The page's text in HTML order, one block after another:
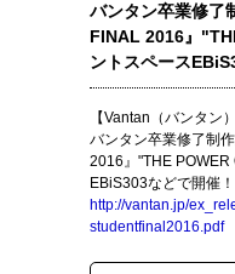
バンタン卒業修了
FINAL 2016』
ントスペース
【Vantan（バンタン）
バンタン卒業修了制
2016』"THE POWER
EBiS303などで開催！
http://vantan.jp/
studentfinal2016.pdf